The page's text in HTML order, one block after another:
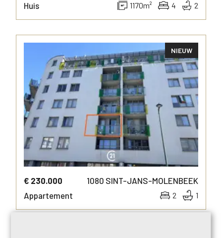
MEER INFO
Huis
1170m² 4 2
NIEUW
€ 230.000 1080 SINT-JANS-MOLENBEEK
Appartement
2 1